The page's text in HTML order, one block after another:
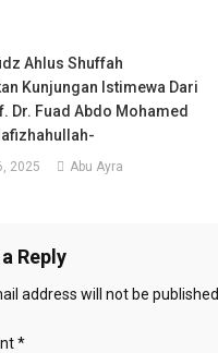
Ahlus Shuffah
Kunjungan Istimewa Dari
Dr. Fuad Abdo Mohamed
2025 Abu Ayra
Reply
address will not be published.
*